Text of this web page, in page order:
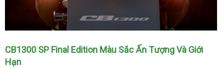
CB1300 SP Final Edition Màu Sắc Ấn Tượng Và Giới
Hạn